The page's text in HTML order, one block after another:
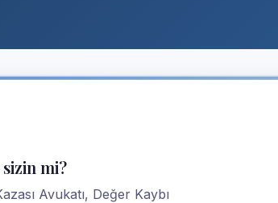
mi?
Avukatı, Değer Kaybı